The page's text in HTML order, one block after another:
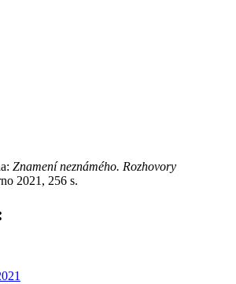
Znamení neznámého. Rozhovory
2021, 256 s.